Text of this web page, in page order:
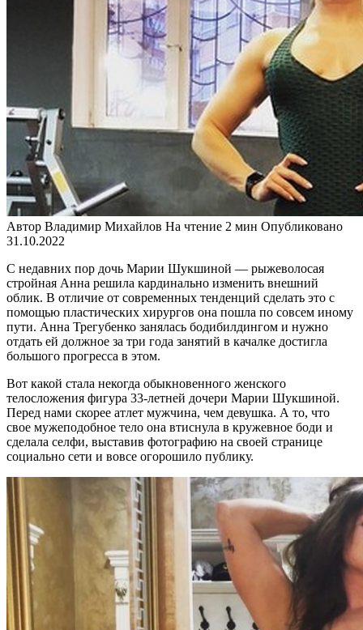
Автор Владимир Михайлов На чтение 2 мин Опубликовано
31.10.2022
С недавних пор дочь Марии Шукшиной — рыжеволосая
стройная Анна решила кардинально изменить внешний
облик. В отличие от современных тенденций сделать это с
помощью пластических хирургов она пошла по совсем иному
пути. Анна Трегубенко занялась бодибилдингом и нужно
отдать ей должное за три года занятий в качалке достигла
большого прогресса в этом.
Вот какой стала некогда обыкновенного женского
телосложения фигура 33-летней дочери Марии Шукшиной.
Перед нами скорее атлет мужчина, чем девушка. А то, что
свое мужеподобное тело она втиснула в кружевное боди и
сделала селфи, выставив фотографию на своей странице
социально сети и вовсе огорошило публику.